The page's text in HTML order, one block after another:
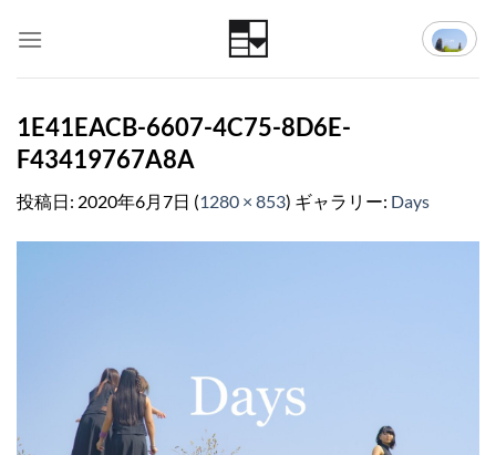
1E41EACB-6607-4C75-8D6E-
F43419767A8A
投稿日: 2020年6月7日 (1280 × 853) ギャラリー: Days